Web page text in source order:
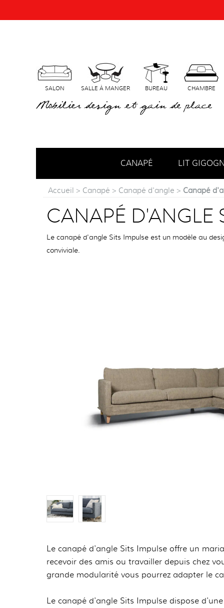
SALON SALLE À MANGER BUREAU CHAMBRE
Mobilier design et gain de place
CANAPÉ LIT
Accueil > Canapé > Canapé d'angle > Canapé
CANAPÉ D'ANGLE
Le canapé d'angle Sits Impulse est un modèle au
conviviale.
Le canapé d'angle Sits Impulse offre un
recevoir des amis ou travailler depuis chez
grande modularité vous pourrez adapter le
Le canapé d'angle Sits Impulse dispose